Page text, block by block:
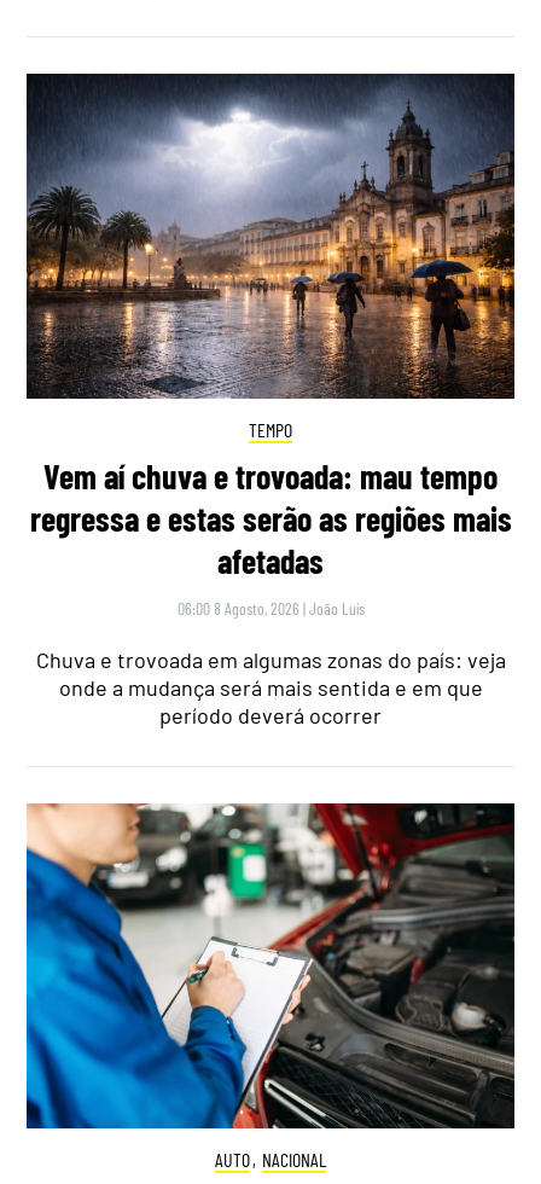
TEMPO
Vem aí chuva e trovoada: mau tempo
regressa e estas serão as regiões mais
afetadas
06:00 8 Agosto, 2026 |João Luís
Chuva e trovoada em algumas zonas do país: veja
onde a mudança será mais sentida e em que
período deverá ocorrer
AUTO, NACIONAL